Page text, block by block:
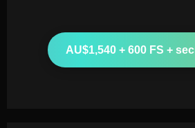
AU$1,540 + 600 FS +